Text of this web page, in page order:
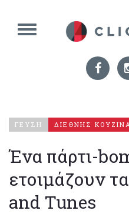
ΓΕΥΣΗ ΔΙΕΘΝΗΣ
Ένα πάρτι-
ετοιμάζουν
and Tunes